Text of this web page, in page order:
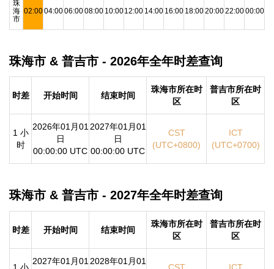
珠
海
市
02:0004:0006:0008:00 10:0012:00 14:00 16:00 18:0020:0022:0000:00
珠海市 & 普吉市 - 2026年全年时差查询
时差 开始时间 结束时间
珠海市所在时
区
普吉市所在时
区
1 小
时
2026年01月01
日
00:00:00 UTC
2027年01月01
日
00:00:00 UTC
CST
(UTC+0800)
ICT
(UTC+0700)
珠海市 & 普吉市 - 2027年全年时差查询
时差 开始时间 结束时间
珠海市所在时
区
普吉市所在时
区
1 小
2027年01月01 2028年01月01
CST ICT